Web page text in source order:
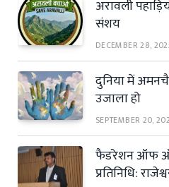
अरावली
संशय
DECEMBER 28,
दुनिया में
उजाला हो
SEPTEMBER 20,
फैडरेशन ऑफ
प्रतिनिधि: